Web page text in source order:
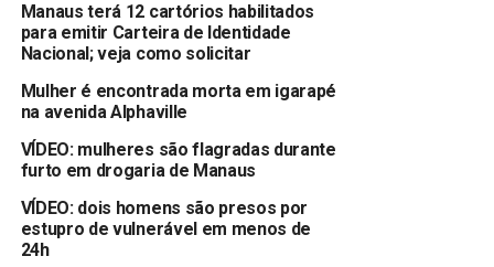
Manaus terá 12 cartórios habilitados
para emitir Carteira de Identidade
Nacional; veja como solicitar
Mulher é encontrada morta em igarapé
na avenida Alphaville
VÍDEO: mulheres são flagradas durante
furto em drogaria de Manaus
VÍDEO: dois homens são presos por
estupro de vulnerável em menos de
24h